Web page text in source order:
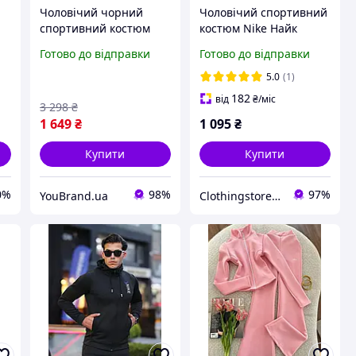
Чоловічий чорний
спортивний костюм
весняний, Костюм
Футболка ambsdr
Готово до відправки
1 649 ₴
3 298 ₴
Купити
YouBrand.ua 98%
Чоловічий спортивний
костюм Nike Найк
кофта та штани на
блискавці
Готово до відправки
5.0 (1)
від 182₴/міс
1 095₴
Купити
Сlothingstore - стиль та комфорт. 97%